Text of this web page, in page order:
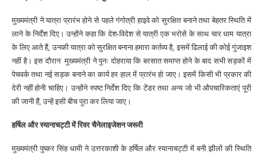
मुख्यमंत्री ने यात्रा प्रारंभ होने से पहले गंगोत्री हाइवे को सुरक्षित बनाने तथा बेहतर स्थिति में
लाने के निर्देश दिए। उन्होंने कहा कि देश-विदेश से यात्री एक भरोसे के साथ चार धाम यात्रा
के लिए आते हैं, उनकी यात्रा को सुरक्षित बनाना हमारा कर्तव्य है, इसमें ढिलाई की कोई गुंजाइश
नहीं है। इस दौरान मुख्यमंत्री ने पुनः दोहराया कि बरसात समाप्त होने के बाद सभी सड़कों में
पेचवर्क तथा नई सड़क बनाने का कार्य हर हाल में प्रारंभ हो जाए। इसमें किसी भी प्रकार की
देरी नहीं होनी चाहिए। उन्होंने स्पष्ट निर्देश दिए कि टेंडर तथा अन्य जो भी औपचारिकताएं पूरी
की जानी हैं, उन्हें इसी बीच पूरा कर लिया जाए।
हर्षिल और स्यानाचट्टी में रिवर चैनेलाइजेशन जरूरी
मुख्यमंत्री पुष्कर सिंह धामी ने उत्तरकाशी के हर्षिल और स्यानाचट्टी में बनी झीलों की स्थिति